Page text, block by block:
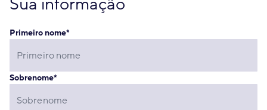
Sua informação
Primeiro nome*
Sobrenome*